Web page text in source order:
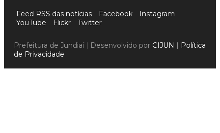
Feed RSS das notícias Facebook
Instagram
YouTube
Flickr Twitter
Prefeitura de Jundiaí | Desenvolvido por CIJUN | Política
de Privacidade